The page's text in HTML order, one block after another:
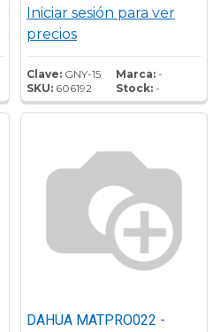
Iniciar sesión para ver
precios
Clave: GNY-15
SKU: 606192
Marca:-
Stock:-
DAHUA MATPRO022 -